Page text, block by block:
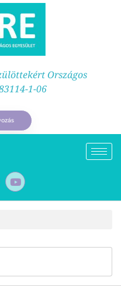
Országos
1-06